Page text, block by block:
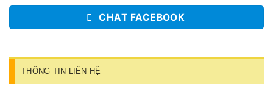
CHAT FACEBOOK
THÔNG TIN LIÊN HỆ